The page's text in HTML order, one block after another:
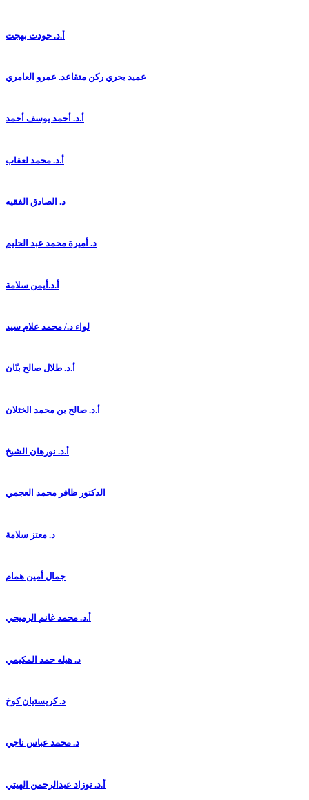
أ.د. جودت بهجت
عميد بحري ركن متقاعد. عمرو العامري
أ.د. أحمد يوسف أحمد
أ.د. محمد لعقاب
د. الصادق الفقيه
د. أميرة محمد عبد الحليم
أ.د.أيمن سلامة
لواء د./ محمد علام سيد
أ.د. طلال صالح بنّان
أ.د. صالح بن محمد الخثلان
أ.د. نورهان الشيخ
الدكتور ظافر محمد العجمي
د. معتز سلامة
جمال أمين همام
أ.د. محمد غانم الرميحي
د. هيله حمد المكيمي
د. كريستيان كوخ
د. محمد عباس ناجي
أ.د. نوزاد عبدالرحمن الهيتي